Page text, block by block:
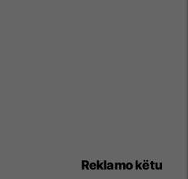
Reklamo këtu